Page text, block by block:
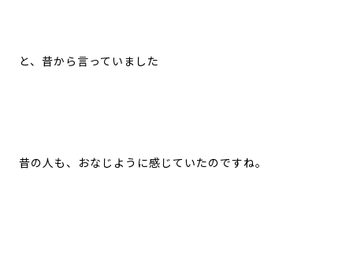
と、昔から言っていました
昔の人も、おなじように感じていたのですね。